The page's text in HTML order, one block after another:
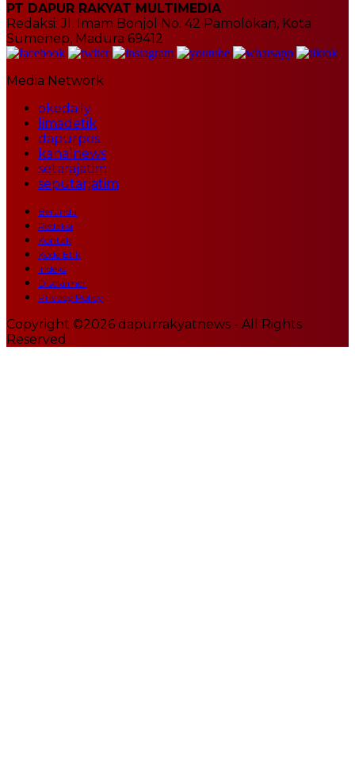
PT DAPUR RAKYAT MULTIMEDIA
Redaksi: Jl. Imam Bonjol No. 42 Pamolokan, Kota
Sumenep, Madura 69412
Media Network
okedaily
limadetik
dapurpos
kanalnews
setarajatim
seputarjatim
Beranda
Redaksi
Kontak
Kode Etik
Indeks
Disclaimer
Privacy Policy
Copyright ©2026 dapurrakyatnews - All Rights
Reserved